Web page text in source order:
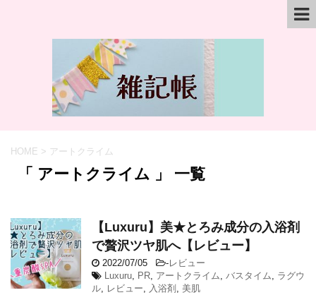
HOME > アートクライム
「 アートクライム 」 一覧
【Luxuru】美★とろみ成分の入浴剤
で贅沢ツヤ肌へ【レビュー】
2022/07/05 -レビュー
Luxuru, PR, アートクライム, バスタイム, ラグウ
ル, レビュー, 入浴剤 , 美肌